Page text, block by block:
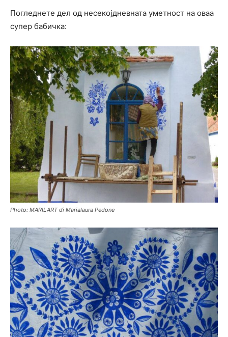
Погледнете дел од несекојдневната уметност на оваа
супер бабичка:
Photo: MARILART di Marialaura Pedone